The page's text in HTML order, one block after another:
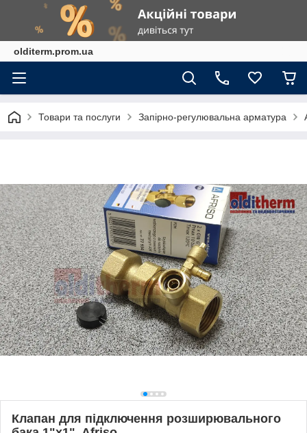
olditerm.prom.ua
Товари та послуги Запірно-регулювальна арматура
Клапан для підключення розширювального